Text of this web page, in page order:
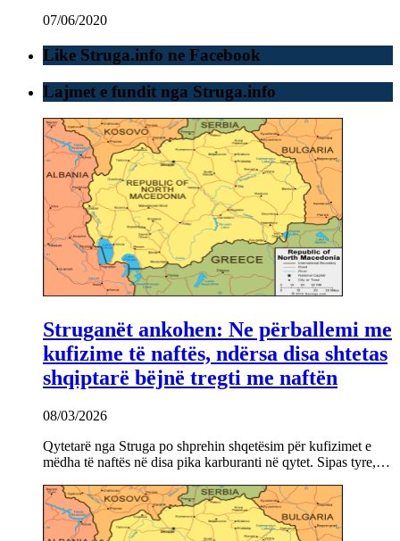
07/06/2020
Like Struga.info ne Facebook
Lajmet e fundit nga Struga.info
Struganët ankohen: Ne përballemi me
kufizime të naftës, ndërsa disa shtetas
shqiptarë bëjnë tregti me naftën
08/03/2026
Qytetarë nga Struga po shprehin shqetësim për kufizimet e
mëdha të naftës në disa pika karburanti në qytet. Sipas tyre,…